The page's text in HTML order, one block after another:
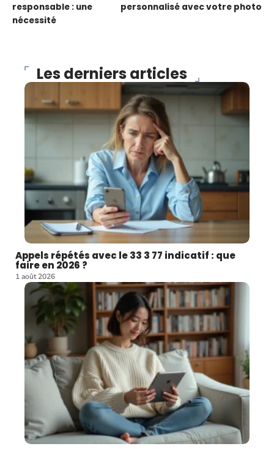
responsable : une
nécessité
personnalisé avec votre photo
Les derniers articles
Appels répétés avec le 33 3 77 indicatif : que
faire en 2026 ?
1 août 2026